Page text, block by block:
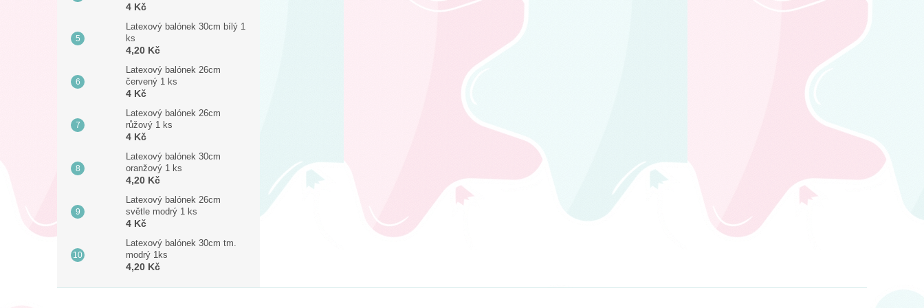
4 Kč
Latexový balónek 30cm bílý 1
ks
4,20 Kč
Latexový balónek 26cm
červený 1 ks
4 Kč
Latexový balónek 26cm
růžový 1 ks
4 Kč
Latexový balónek 30cm
oranžový 1 ks
4,20 Kč
Latexový balónek 26cm
světle modrý 1 ks
4 Kč
Latexový balónek 30cm tm.
modrý 1ks
4,20 Kč